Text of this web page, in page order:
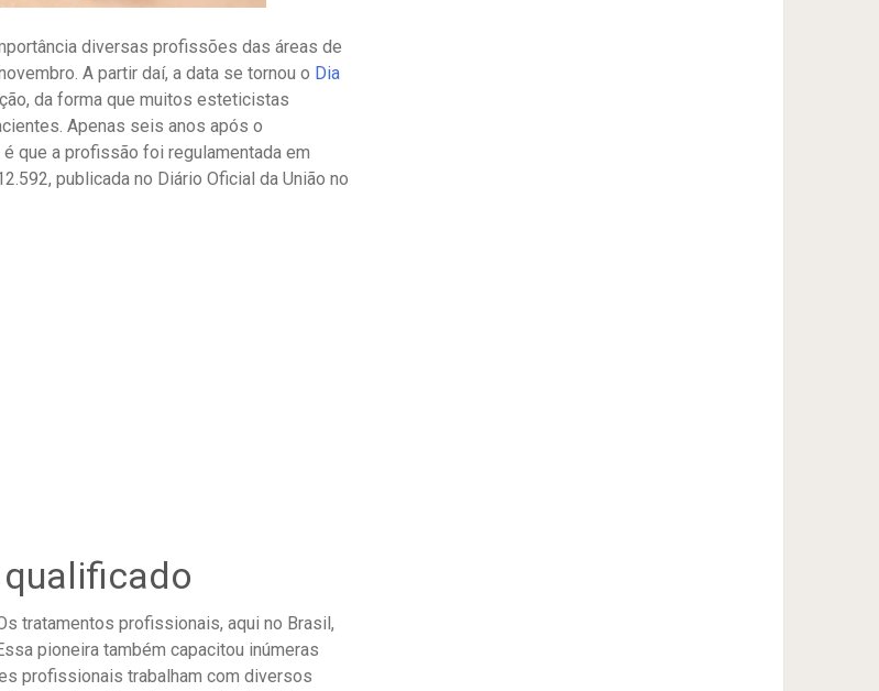
diversas profissões das áreas de
A partir daí, a data se tornou o Dia
da forma que muitos esteticistas
Apenas seis anos após o
que a profissão foi regulamentada em
publicada no Diário Oficial da União no
tratamentos profissionais, aqui no Brasil,
pioneira também capacitou inúmeras
profissionais trabalham com diversos